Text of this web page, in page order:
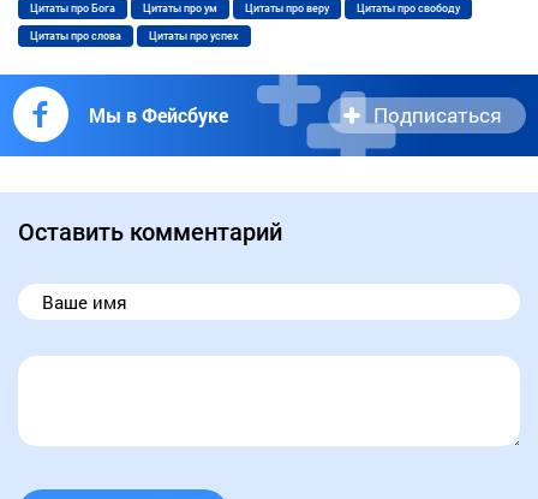
Цитаты про Бога Цитаты про ум Цитаты про веру Цитаты про свободу
Цитаты про слова Цитаты про успех
Мы в Фейсбуке Подписаться
Оставить комментарий